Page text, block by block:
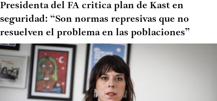
Presidenta del FA critica plan de Kast en
seguridad: “Son normas represivas que no
resuelven el problema en las poblaciones”